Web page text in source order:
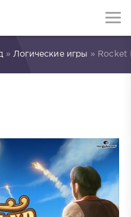
» Логические игры » Rocket